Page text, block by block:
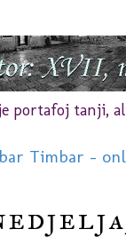
portafoj tanji,
Timbar -